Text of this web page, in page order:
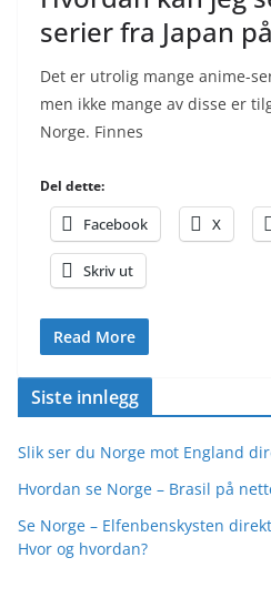
serier fra Japan
Det er utrolig mange anime-
men ikke mange av disse er
Norge. Finnes
Del dette:
Facebook X
Skriv ut
Read More
Siste innlegg
Slik ser du Norge mot England
Hvordan se Norge – Brasil på
Se Norge – Elfenbenskysten
Hvor og hvordan?